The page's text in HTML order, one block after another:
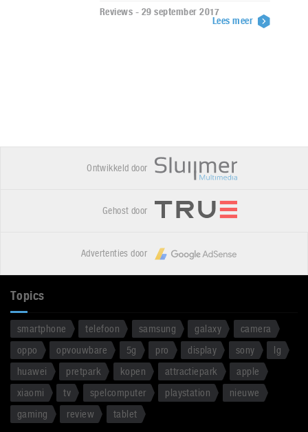
Reviews - 29 september 2017
Lees meer
Ontwikkeld door
Gehost door
Advertenties door
Topics
smartphone telefoon samsung galaxy
camera
oppo
opvouwbare 5g pro display sony
lg
huawei
pretpark kopen attractiepark
apple
xiaomi
tv spelcomputer playstation
nieuwe
gaming
review tablet